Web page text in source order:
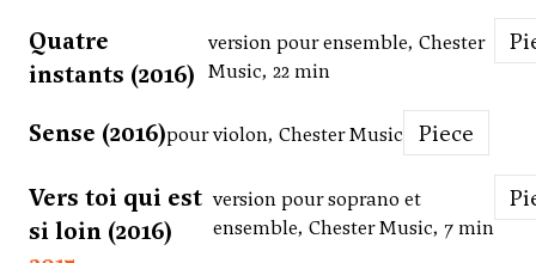
Quatre
instants (2016)
version pour ensemble, Chester
Music, 22 min
Sense (2016)pour violon, Chester Music Piece
Vers toi qui est
si loin (2016)
version pour soprano et
ensemble, Chester Music, 7 min